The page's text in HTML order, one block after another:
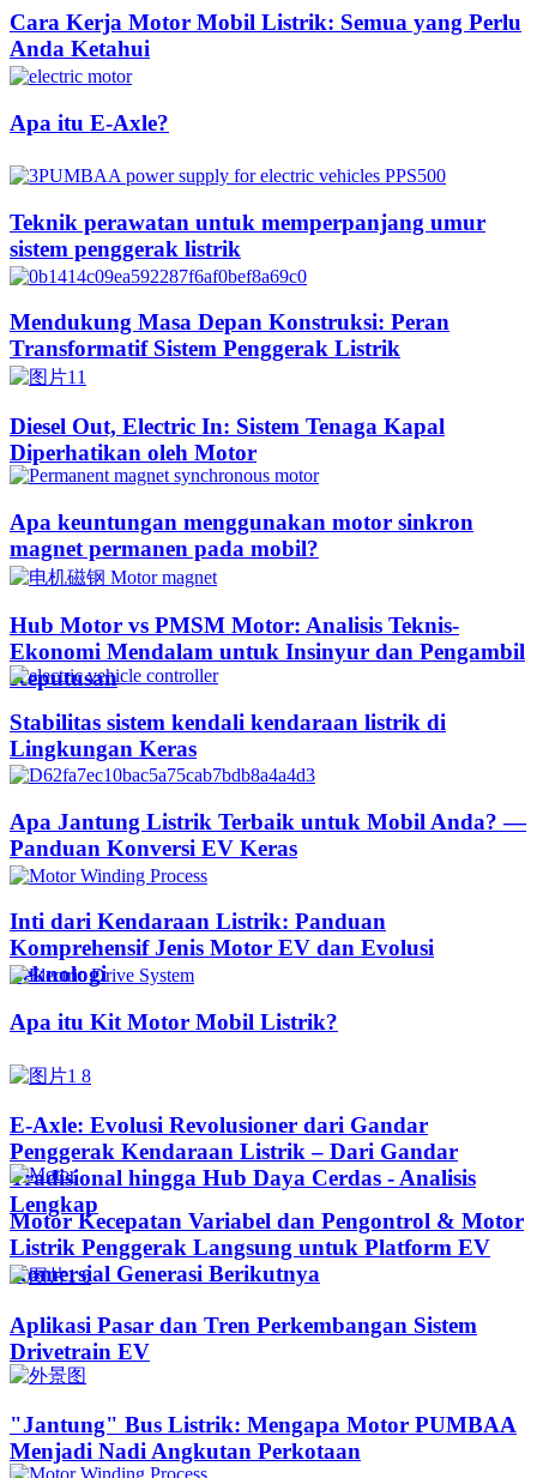
Cara Kerja Motor Mobil Listrik: Semua yang Perlu
Anda Ketahui
Apa itu E-Axle?
Teknik perawatan untuk memperpanjang umur
sistem penggerak listrik
Mendukung Masa Depan Konstruksi: Peran
Transformatif Sistem Penggerak Listrik
Diesel Out, Electric In: Sistem Tenaga Kapal
Diperhatikan oleh Motor
Apa keuntungan menggunakan motor sinkron
magnet permanen pada mobil?
Hub Motor vs PMSM Motor: Analisis Teknis-
Ekonomi Mendalam untuk Insinyur dan Pengambil
Keputusan
Stabilitas sistem kendali kendaraan listrik di
Lingkungan Keras
Apa Jantung Listrik Terbaik untuk Mobil Anda? —
Panduan Konversi EV Keras
Inti dari Kendaraan Listrik: Panduan
Komprehensif Jenis Motor EV dan Evolusi
Teknologi
Apa itu Kit Motor Mobil Listrik?
E-Axle: Evolusi Revolusioner dari Gandar
Penggerak Kendaraan Listrik – Dari Gandar
Tradisional hingga Hub Daya Cerdas - Analisis
Lengkap
Motor Kecepatan Variabel dan Pengontrol & Motor
Listrik Penggerak Langsung untuk Platform EV
Komersial Generasi Berikutnya
Aplikasi Pasar dan Tren Perkembangan Sistem
Drivetrain EV
"Jantung" Bus Listrik: Mengapa Motor PUMBAA
Menjadi Nadi Angkutan Perkotaan